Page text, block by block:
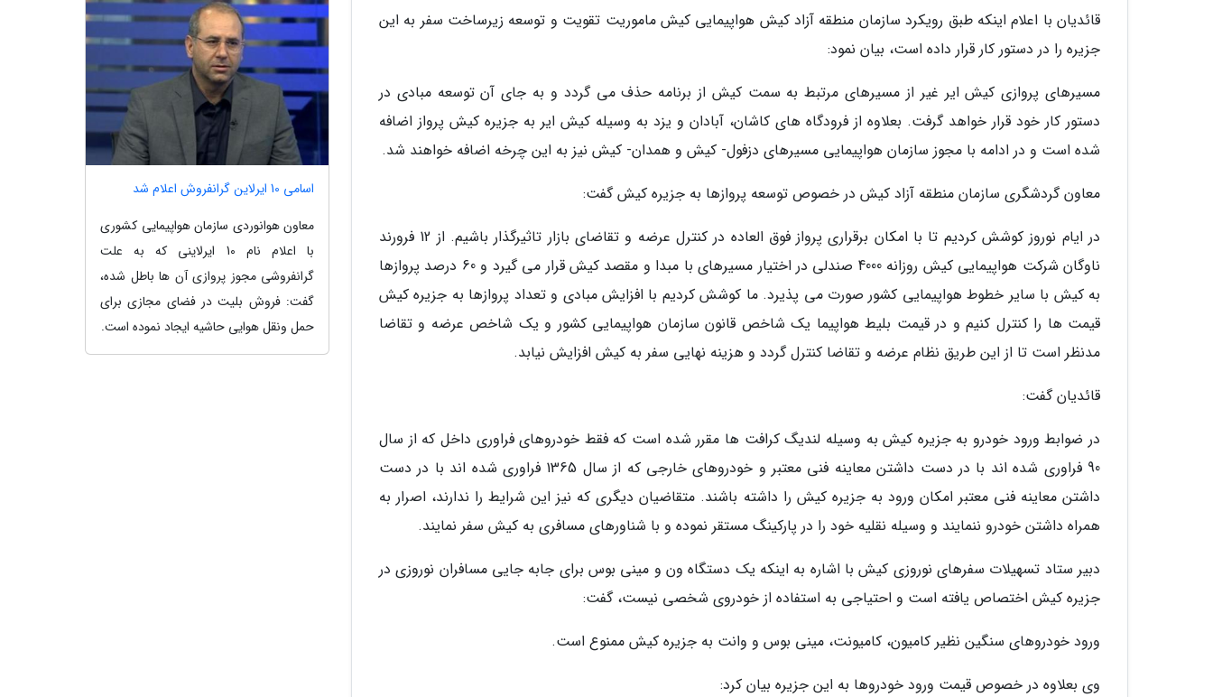
قائدیان با اعلام اینکه طبق رویکرد سازمان منطقه آزاد کیش هواپیمایی کیش ماموریت تقویت و توسعه زیرساخت سفر به این
جزیره را در دستور کار قرار داده است، بیان نمود:
مسیرهای پروازی کیش ایر غیر از مسیرهای مرتبط به سمت کیش از برنامه حذف می گردد و به جای آن توسعه مبادی در
دستور کار خود قرار خواهد گرفت. بعلاوه از فرودگاه های کاشان، آبادان و یزد به وسیله کیش ایر به جزیره کیش پرواز اضافه
شده است و در ادامه با مجوز سازمان هواپیمایی مسیرهای دزفول- کیش و همدان- کیش نیز به این چرخه اضافه خواهند شد.
معاون گردشگری سازمان منطقه آزاد کیش در خصوص توسعه پروازها به جزیره کیش گفت:
در ایام نوروز کوشش کردیم تا با امکان برقراری پرواز فوق العاده در کنترل عرضه و تقاضای بازار تاثیرگذار باشیم. از 12 فرورند
ناوگان شرکت هواپیمایی کیش روزانه 4000 صندلی در اختیار مسیرهای با مبدا و مقصد کیش قرار می گیرد و 60 درصد پروازها
به کیش با سایر خطوط هواپیمایی کشور صورت می پذیرد. ما کوشش کردیم با افزایش مبادی و تعداد پروازها به جزیره کیش
قیمت ها را کنترل کنیم و در قیمت بلیط هواپیما یک شاخص قانون سازمان هواپیمایی کشور و یک شاخص عرضه و تقاضا
مدنظر است تا از این طریق نظام عرضه و تقاضا کنترل گردد و هزینه نهایی سفر به کیش افزایش نیابد.
قائدیان گفت:
در ضوابط ورود خودرو به جزیره کیش به وسیله لندیگ کرافت ها مقرر شده است که فقط خودروهای فراوری داخل که از سال
90 فراوری شده اند با در دست داشتن معاینه فنی معتبر و خودروهای خارجی که از سال 1365 فراوری شده اند با در دست
داشتن معاینه فنی معتبر امکان ورود به جزیره کیش را داشته باشند. متقاضیان دیگری که نیز این شرایط را ندارند، اصرار به
همراه داشتن خودرو ننمایند و وسیله نقلیه خود را در پارکینگ مستقر نموده و با شناورهای مسافری به کیش سفر نمایند.
دبیر ستاد تسهیلات سفرهای نوروزی کیش با اشاره به اینکه یک دستگاه ون و مینی بوس برای جابه جایی مسافران نوروزی در
جزیره کیش اختصاص یافته است و احتیاجی به استفاده از خودروی شخصی نیست، گفت:
ورود خودروهای سنگین نظیر کامیون، کامیونت، مینی بوس و وانت به جزیره کیش ممنوع است.
وی بعلاوه در خصوص قیمت ورود خودروها به این جزیره بیان کرد:
اسامی 10 ایرلاین گرانفروش اعلام شد
معاون هوانوردی سازمان هواپیمایی کشوری
با اعلام نام 10 ایرلاینی که به علت
گرانفروشی مجوز پروازی آن ها باطل شده،
گفت: فروش بلیت در فضای مجازی برای
حمل ونقل هوایی حاشیه ایجاد نموده است.